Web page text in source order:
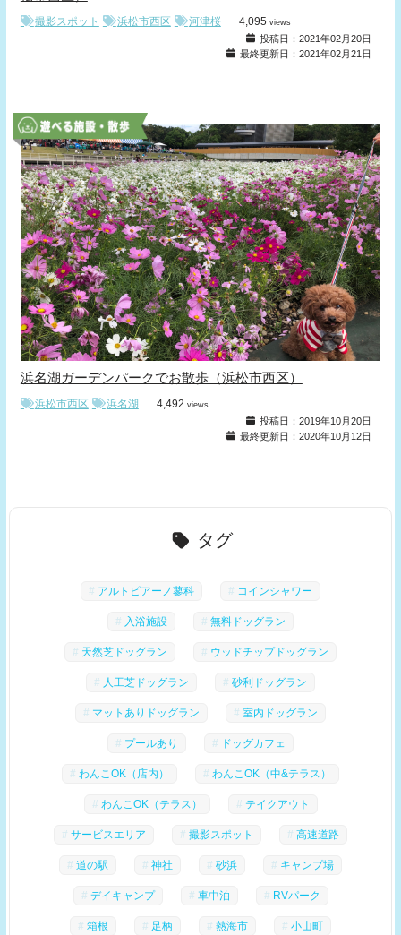
撮影スポット 浜松市西区 河津桜 4,095 views
投稿日：2021年02月20日
最終更新日：2021年02月21日
浜名湖ガーデンパークでお散歩（浜松市西区）
浜松市西区 浜名湖 4,492 views
投稿日：2019年10月20日
最終更新日：2020年10月12日
タグ
アルトピアーノ蓼科 コインシャワー
入浴施設 無料ドッグラン
天然芝ドッグラン ウッドチップドッグラン
人工芝ドッグラン 砂利ドッグラン
マットありドッグラン 室内ドッグラン
プールあり ドッグカフェ
わんこOK（店内） わんこOK（中&テラス）
わんこOK（テラス） テイクアウト
サービスエリア 撮影スポット 高速道路
道の駅 神社 砂浜 キャンプ場
デイキャンプ 車中泊 RVパーク
箱根 足柄 熱海市 小山町